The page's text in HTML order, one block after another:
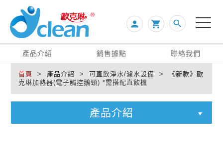
person  search
產品介紹 銷售據點 聯絡我們
首頁
> 產品介紹 > 可直飲淨水/濾水設備 > 《新款》歐
克琳加熱器(電子觸控鵝頸) *需搭配直飲機
產品介紹